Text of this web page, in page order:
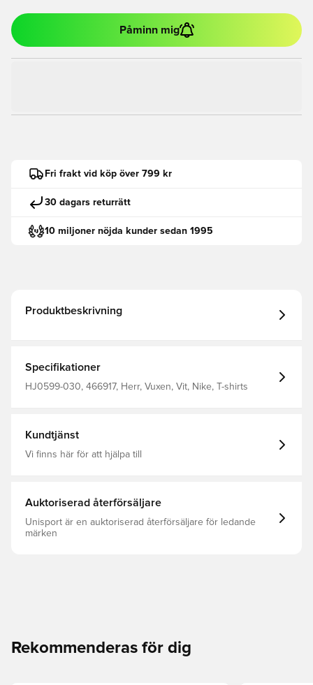
Påminn mig
Fri frakt vid köp över 799 kr
30 dagars returrätt
10 miljoner nöjda kunder sedan 1995
Produktbeskrivning
Specifikationer
HJ0599-030, 466917, Herr, Vuxen, Vit, Nike, T-shirts
Kundtjänst
Vi finns här för att hjälpa till
Auktoriserad återförsäljare
Unisport är en auktoriserad återförsäljare för ledande
märken
Rekommenderas för dig